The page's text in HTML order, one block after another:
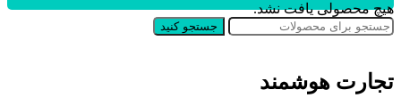
هیچ محصولی یافت نشد.
جستجو کنید
تجارت هوشمند